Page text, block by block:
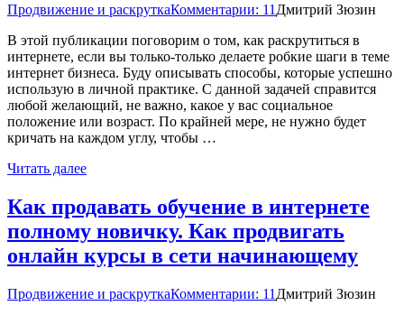
Продвижение и раскруткаКомментарии: 11 Дмитрий Зюзин
В этой публикации поговорим о том, как раскрутиться в
интернете, если вы только-только делаете робкие шаги в теме
интернет бизнеса. Буду описывать способы, которые успешно
использую в личной практике. С данной задачей справится
любой желающий, не важно, какое у вас социальное
положение или возраст. По крайней мере, не нужно будет
кричать на каждом углу, чтобы …
Читать далее
Как продавать обучение в интернете
полному новичку. Как продвигать
онлайн курсы в сети начинающему
Продвижение и раскруткаКомментарии: 11 Дмитрий Зюзин